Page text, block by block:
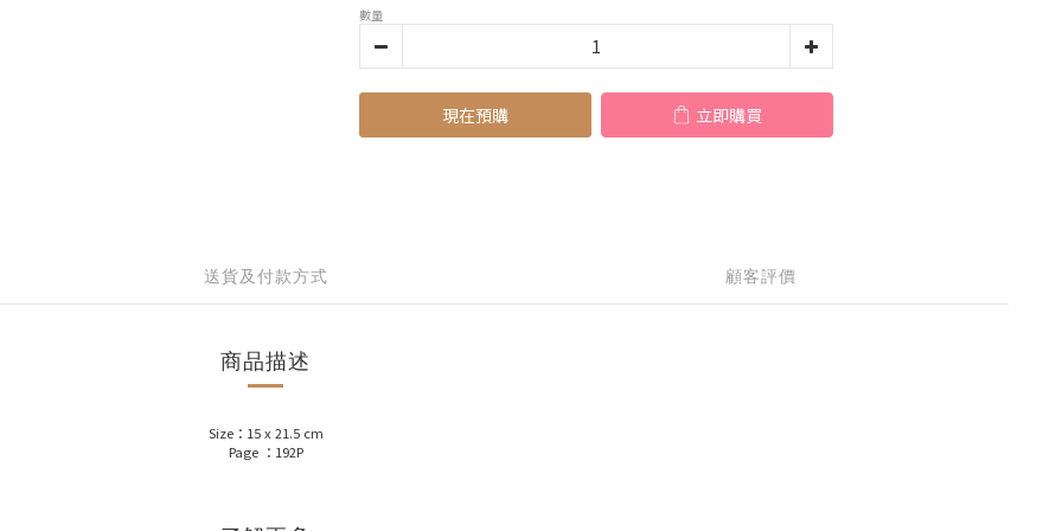
數量
現在預購 立即購買
送貨及付款方式 顧客評價
商品描述
Size：15 x 21.5 cm
Page ：192P